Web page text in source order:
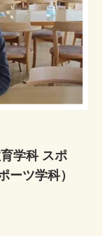
学科 スポ
ーツ学科）